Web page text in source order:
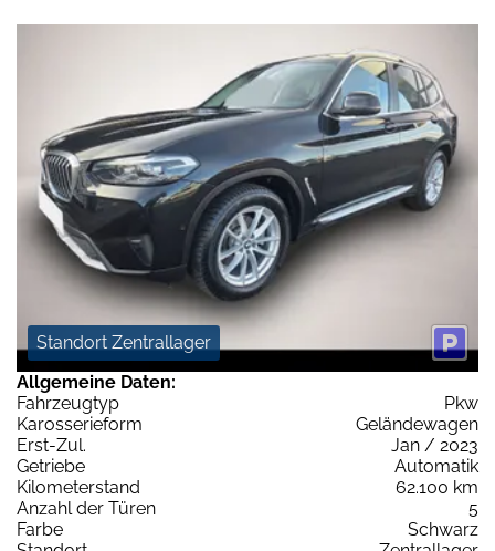
Standort Zentrallager
Allgemeine Daten:
Fahrzeugtyp
Pkw
Karosserieform
Geländewagen
Erst-Zul.
Jan / 2023
Getriebe
Automatik
Kilometerstand
62.100 km
Anzahl der Türen
5
Farbe
Schwarz